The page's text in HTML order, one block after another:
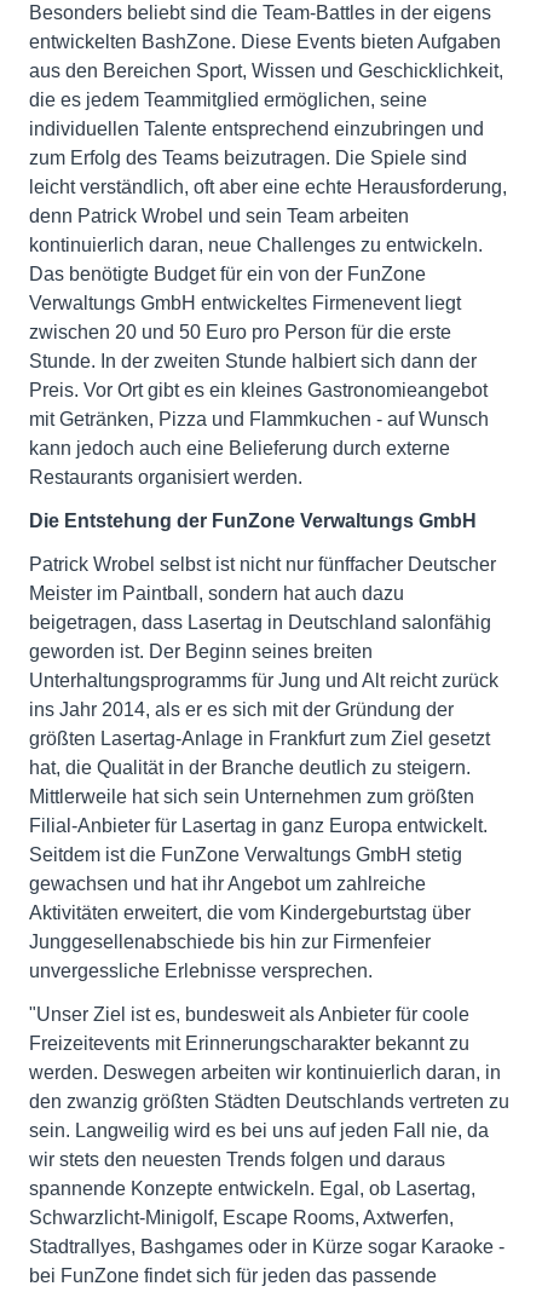
Besonders beliebt sind die Team-Battles in der eigens
entwickelten BashZone. Diese Events bieten Aufgaben
aus den Bereichen Sport, Wissen und Geschicklichkeit,
die es jedem Teammitglied ermöglichen, seine
individuellen Talente entsprechend einzubringen und
zum Erfolg des Teams beizutragen. Die Spiele sind
leicht verständlich, oft aber eine echte Herausforderung,
denn Patrick Wrobel und sein Team arbeiten
kontinuierlich daran, neue Challenges zu entwickeln.
Das benötigte Budget für ein von der FunZone
Verwaltungs GmbH entwickeltes Firmenevent liegt
zwischen 20 und 50 Euro pro Person für die erste
Stunde. In der zweiten Stunde halbiert sich dann der
Preis. Vor Ort gibt es ein kleines Gastronomieangebot
mit Getränken, Pizza und Flammkuchen - auf Wunsch
kann jedoch auch eine Belieferung durch externe
Restaurants organisiert werden.
Die Entstehung der FunZone Verwaltungs GmbH
Patrick Wrobel selbst ist nicht nur fünffacher Deutscher
Meister im Paintball, sondern hat auch dazu
beigetragen, dass Lasertag in Deutschland salonfähig
geworden ist. Der Beginn seines breiten
Unterhaltungsprogramms für Jung und Alt reicht zurück
ins Jahr 2014, als er es sich mit der Gründung der
größten Lasertag-Anlage in Frankfurt zum Ziel gesetzt
hat, die Qualität in der Branche deutlich zu steigern.
Mittlerweile hat sich sein Unternehmen zum größten
Filial-Anbieter für Lasertag in ganz Europa entwickelt.
Seitdem ist die FunZone Verwaltungs GmbH stetig
gewachsen und hat ihr Angebot um zahlreiche
Aktivitäten erweitert, die vom Kindergeburtstag über
Junggesellenabschiede bis hin zur Firmenfeier
unvergessliche Erlebnisse versprechen.
"Unser Ziel ist es, bundesweit als Anbieter für coole
Freizeitevents mit Erinnerungscharakter bekannt zu
werden. Deswegen arbeiten wir kontinuierlich daran, in
den zwanzig größten Städten Deutschlands vertreten zu
sein. Langweilig wird es bei uns auf jeden Fall nie, da
wir stets den neuesten Trends folgen und daraus
spannende Konzepte entwickeln. Egal, ob Lasertag,
Schwarzlicht-Minigolf, Escape Rooms, Axtwerfen,
Stadtrallyes, Bashgames oder in Kürze sogar Karaoke -
bei FunZone findet sich für jeden das passende